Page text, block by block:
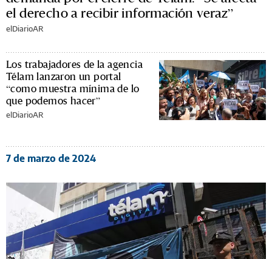
el derecho a recibir información veraz”
elDiarioAR
Los trabajadores de la agencia
Télam lanzaron un portal
“como muestra mínima de lo
que podemos hacer”
elDiarioAR
7 de marzo de 2024